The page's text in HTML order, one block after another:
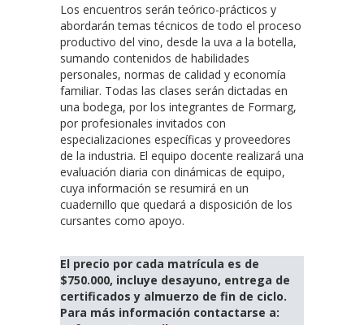
Los encuentros serán teórico-prácticos y
abordarán temas técnicos de todo el proceso
productivo del vino, desde la uva a la botella,
sumando contenidos de habilidades
personales, normas de calidad y economía
familiar. Todas las clases serán dictadas en
una bodega, por los integrantes de Formarg,
por profesionales invitados con
especializaciones específicas y proveedores
de la industria. El equipo docente realizará una
evaluación diaria con dinámicas de equipo,
cuya información se resumirá en un
cuadernillo que quedará a disposición de los
cursantes como apoyo.
El precio por cada matrícula es de
$750.000, incluye desayuno, entrega de
certificados y almuerzo de fin de ciclo.
Para más información contactarse a: